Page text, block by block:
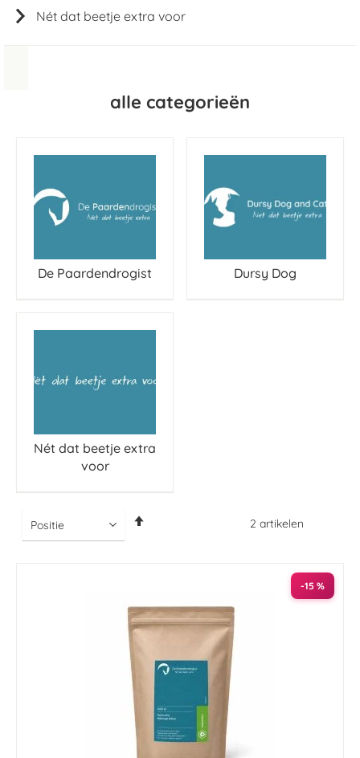
alle categorieën
De Paardendrogist Dursy Dog
Nét dat beetje extra
voor
2 artikelen
-15 %
Nét dat beetje extra voor